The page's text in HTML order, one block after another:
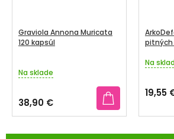
Graviola Annona Muricata
120 kapsúl
Na sklade
38,90 €
pitných
je
z
5
Na
19,55